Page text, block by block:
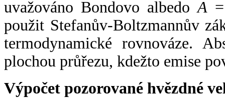
uvažováno Bondovo albedoA
použit Stefanův-Boltzmannův
termodynamické rovnováze.
plochou průřezu, kdežto emise
Výpočet pozorované hvězdné